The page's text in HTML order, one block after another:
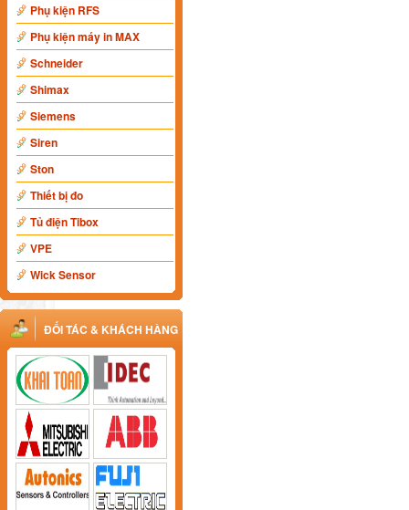
Phụ kiện RFS
Phụ kiện máy in MAX
Schneider
Shimax
Siemens
Siren
Ston
Thiết bị đo
Tủ điện Tibox
VPE
Wick Sensor
ĐỐI TÁC & KHÁCH HÀNG